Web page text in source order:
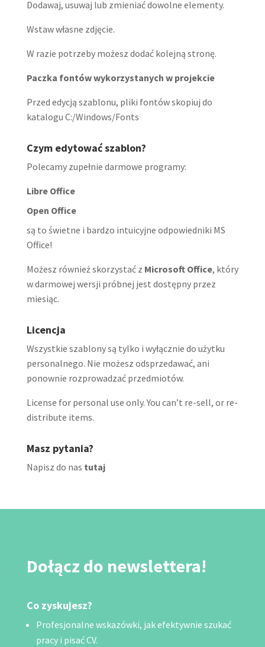
Dodawaj, usuwaj lub zmieniać dowolne elementy.
Wstaw własne zdjęcie.
W razie potrzeby możesz dodać kolejną stronę.
Paczka fontów wykorzystanych w projekcie
Przed edycją szablonu, pliki fontów skopiuj do
katalogu C:/Windows/Fonts
Czym edytować szablon?
Polecamy zupełnie darmowe programy:
Libre Office
Open Office
są to świetne i bardzo intuicyjne odpowiedniki MS
Office!
Możesz również skorzystać z Microsoft Office, który
w darmowej wersji próbnej jest dostępny przez
miesiąc.
Licencja
Wszystkie szablony są tylko i wyłącznie do użytku
personalnego. Nie możesz odsprzedawać, ani
ponownie rozprowadzać przedmiotów.
License for personal use only. You can’t re-sell, or re-
distribute items.
Masz pytania?
Napisz do nas tutaj
Dołącz do newslettera!
Co zyskujesz?
Profesjonalne wskazówki, jak efektywnie szukać
pracy i pisać CV.